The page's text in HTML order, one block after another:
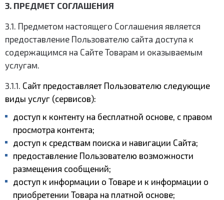
3. ПРЕДМЕТ СОГЛАШЕНИЯ
3.1. Предметом настоящего Соглашения является
предоставление Пользователю сайта доступа к
содержащимся на Сайте Товарам и оказываемым
услугам.
3.1.1. Сайт предоставляет Пользователю следующие
виды услуг (сервисов):
доступ к контенту на бесплатной основе, с правом
просмотра контента;
доступ к средствам поиска и навигации Сайта;
предоставление Пользователю возможности
размещения сообщений;
доступ к информации о Товаре и к информации о
приобретении Товара на платной основе;